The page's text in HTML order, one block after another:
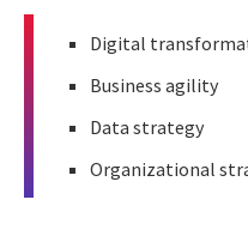
Digital
Business agility
Data strategy
Organizational